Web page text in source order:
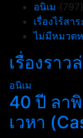
อนิเม (797)
เรื่องไร้สาร
ไม่มีหมวด
เรื่องราว
อนิเม
40 ปี ลา
เวหา